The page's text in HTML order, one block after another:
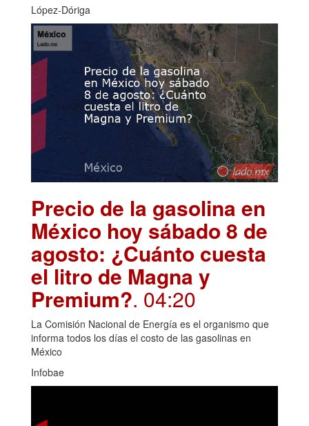
López-Dóriga
Precio de la gasolina en
México hoy sábado 8 de
agosto: ¿Cuánto cuesta
el litro de Magna y
Premium?. 04:20
La Comisión Nacional de Energía es el organismo que
informa todos los días el costo de las gasolinas en
México
Infobae